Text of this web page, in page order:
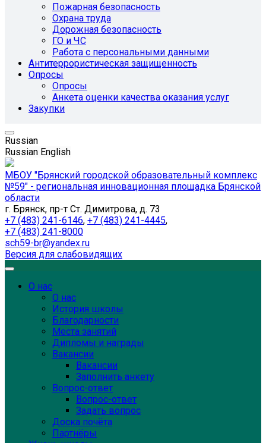
Пожарная безопасность
Охрана труда
Дорожная безопасность
ГО и ЧС
Работа с персональными данными
Антитеррористическая защищенность
Опросы
Опросы
Анкета оценки качества оказания услуг
Закупки
Russian
Russian English
МБОУ "Брянский городской образовательный комплекс
№59" - региональная инновационная площадка Брянской
области
г. Брянск, пр-т Ст. Димитрова, д. 73
+7 (483) 241-6146, +7 (483) 241-4445,
+7 (483) 241-8000
sch59-br@yandex.ru
Версия для слабовидящих
О нас
О нас
История школы
Благодарности
Места занятий
Дипломы и награды
Вакансии
Вакансии
Заполнить анкету
Вопрос-ответ
Вопрос-ответ
Задать вопрос
Доска почёта
Партнёры